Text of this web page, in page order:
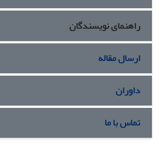
راهنمای نویسندگان
ارسال مقاله
داوران
تماس با ما